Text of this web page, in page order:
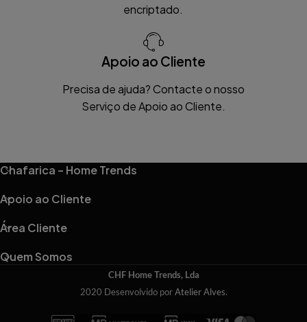
encriptado.
Apoio ao Cliente
Precisa de ajuda? Contacte o nosso
Serviço de Apoio ao Cliente.
Chafarica – Home Trends
Apoio ao Cliente
Área Cliente
Quem Somos
CHF Home Trends, Lda
2020 Desenvolvido porAtelier Alves.